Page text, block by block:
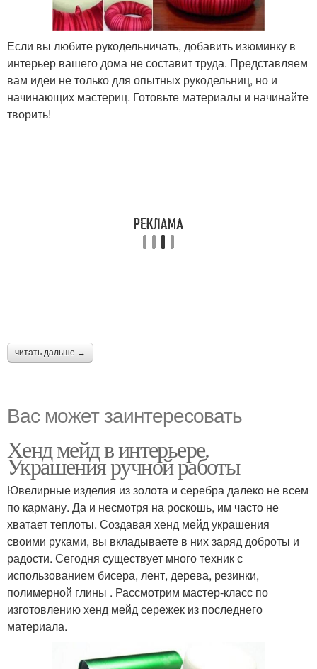
Если вы любите рукодельничать, добавить изюминку в
интерьер вашего дома не составит труда. Представляем
вам идеи не только для опытных рукодельниц, но и
начинающих мастериц. Готовьте материалы и начинайте
творить!
читать дальше →
Вас может заинтересовать
Хенд мейд в интерьере.
Украшения ручной работы
Ювелирные изделия из золота и серебра далеко не всем
по карману. Да и несмотря на роскошь, им часто не
хватает теплоты. Создавая хенд мейд украшения
своими руками, вы вкладываете в них заряд доброты и
радости. Сегодня существует много техник с
использованием бисера, лент, дерева, резинки,
полимерной глины . Рассмотрим мастер-класс по
изготовлению хенд мейд сережек из последнего
материала.